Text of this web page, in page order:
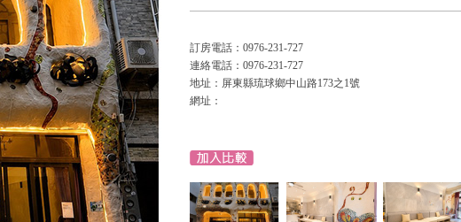
訂房電話：0976-231-727
連絡電話：0976-231-727
地址：屏東縣琉球鄉中山路173之1號
網址：